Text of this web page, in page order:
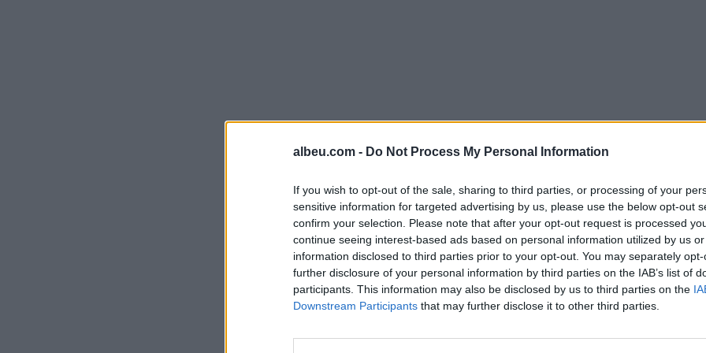
albeu.com - Do Not Process My Personal Information
If you wish to opt-out of the sale, sharing to third parties, or processing of your
sensitive information for targeted advertising by us, please use the below opt-out
confirm your selection. Please note that after your opt-out request is processed
continue seeing interest-based ads based on personal information utilized by us
information disclosed to third parties prior to your opt-out. You may separately
further disclosure of your personal information by third parties on the IAB’s list of
participants. This information may also be disclosed by us to third parties on the
Downstream Participants that may further disclose it to other third parties.